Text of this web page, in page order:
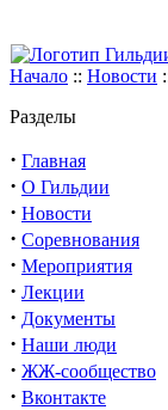
Начало :: Новости
Разделы
· Главная
· О Гильдии
· Новости
· Соревнования
· Мероприятия
· Лекции
· Документы
· Наши люди
· ЖЖ-сообщество
· Вконтакте